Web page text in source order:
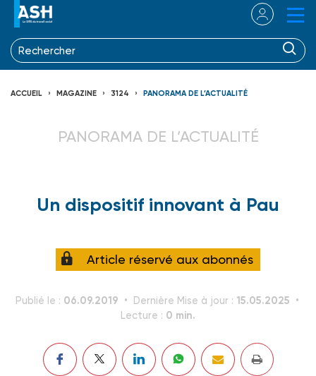
ACCUEIL MAGAZINE 3124 PANORAMA DE L’ACTUALITÉ
PANORAMA DE L’ACTUALITÉ
Un dispositif innovant à Pau
Article réservé aux abonnés
Publié le : 06.09.2019 Dernière Mise à jour : 15.05.2025
Lecture : 0 min.